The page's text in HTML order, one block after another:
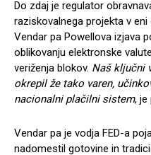
Do zdaj je regulator
raziskovalnega projekta v
Vendar pa Powellova izjava
oblikovanju elektronske
veriženja blokov. Naš ključni
okrepil že tako varen,
nacionalni plačilni sistem, je
Vendar pa je vodja FED-a
nadomestil gotovine in